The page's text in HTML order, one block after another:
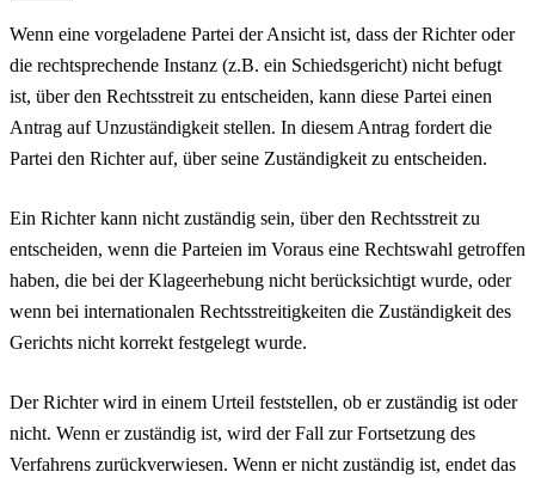
Wenn eine vorgeladene Partei der Ansicht ist, dass der Richter oder
die rechtsprechende Instanz (z.B. ein Schiedsgericht) nicht befugt
ist, über den Rechtsstreit zu entscheiden, kann diese Partei einen
Antrag auf Unzuständigkeit stellen. In diesem Antrag fordert die
Partei den Richter auf, über seine Zuständigkeit zu entscheiden.
Ein Richter kann nicht zuständig sein, über den Rechtsstreit zu
entscheiden, wenn die Parteien im Voraus eine Rechtswahl getroffen
haben, die bei der Klageerhebung nicht berücksichtigt wurde, oder
wenn bei internationalen Rechtsstreitigkeiten die Zuständigkeit des
Gerichts nicht korrekt festgelegt wurde.
Der Richter wird in einem Urteil feststellen, ob er zuständig ist oder
nicht. Wenn er zuständig ist, wird der Fall zur Fortsetzung des
Verfahrens zurückverwiesen. Wenn er nicht zuständig ist, endet das